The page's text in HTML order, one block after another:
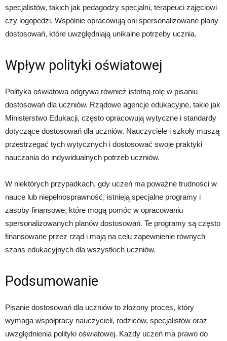
specjalistów, takich jak pedagodzy specjalni, terapeuci zajęciowi
czy logopedzi. Wspólnie opracowują oni spersonalizowane plany
dostosowań, które uwzględniają unikalne potrzeby ucznia.
Wpływ polityki oświatowej
Polityka oświatowa odgrywa również istotną rolę w pisaniu
dostosowań dla uczniów. Rządowe agencje edukacyjne, takie jak
Ministerstwo Edukacji, często opracowują wytyczne i standardy
dotyczące dostosowań dla uczniów. Nauczyciele i szkoły muszą
przestrzegać tych wytycznych i dostosować swoje praktyki
nauczania do indywidualnych potrzeb uczniów.
W niektórych przypadkach, gdy uczeń ma poważne trudności w
nauce lub niepełnosprawność, istnieją specjalne programy i
zasoby finansowe, które mogą pomóc w opracowaniu
spersonalizowanych planów dostosowań. Te programy są często
finansowane przez rząd i mają na celu zapewnienie równych
szans edukacyjnych dla wszystkich uczniów.
Podsumowanie
Pisanie dostosowań dla uczniów to złożony proces, który
wymaga współpracy nauczycieli, rodziców, specjalistów oraz
uwzględnienia polityki oświatowej. Każdy uczeń ma prawo do